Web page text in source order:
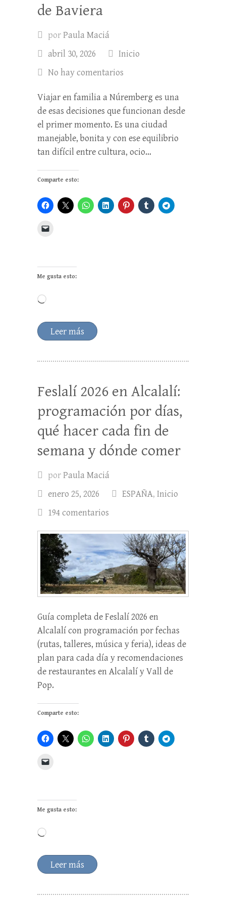
de Baviera
porPaula Maciá
abril 30, 2026
Inicio
No hay comentarios
Viajar en familia a Núremberg es una
de esas decisiones que funcionan desde
el primer momento. Es una ciudad
manejable, bonita y con ese equilibrio
tan difícil entre cultura, ocio…
Comparte esto:
Me gusta esto:
Cargando...
Leer más
Feslalí 2026 en Alcalalí:
programación por días,
qué hacer cada fin de
semana y dónde comer
porPaula Maciá
enero 25, 2026
ESPAÑA, Inicio
194 comentarios
Guía completa de Feslalí 2026 en
Alcalalí con programación por fechas
(rutas, talleres, música y feria), ideas de
plan para cada día y recomendaciones
de restaurantes en Alcalalí y Vall de
Pop.
Comparte esto:
Me gusta esto:
Cargando...
Leer más